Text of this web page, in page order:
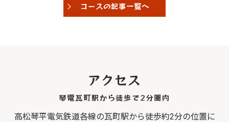
コースの記事一覧へ
琴電瓦町駅から徒歩で2分圏内
アクセス
高松琴平電気鉄道各線の瓦町駅から徒歩約2分の位置に